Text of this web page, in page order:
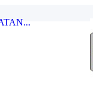
OLAHR...